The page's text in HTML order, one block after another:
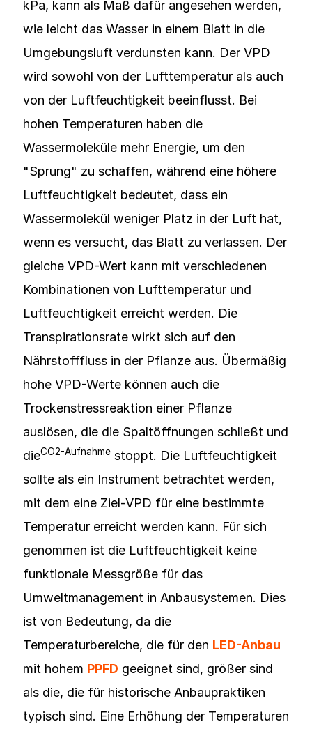
kPa, kann als Maß dafür angesehen werden,
wie leicht das Wasser in einem Blatt in die
Umgebungsluft verdunsten kann. Der VPD
wird sowohl von der Lufttemperatur als auch
von der Luftfeuchtigkeit beeinflusst. Bei
hohen Temperaturen haben die
Wassermoleküle mehr Energie, um den
"Sprung" zu schaffen, während eine höhere
Luftfeuchtigkeit bedeutet, dass ein
Wassermolekül weniger Platz in der Luft hat,
wenn es versucht, das Blatt zu verlassen. Der
gleiche VPD-Wert kann mit verschiedenen
Kombinationen von Lufttemperatur und
Luftfeuchtigkeit erreicht werden. Die
Transpirationsrate wirkt sich auf den
Nährstofffluss in der Pflanze aus. Übermäßig
hohe VPD-Werte können auch die
Trockenstressreaktion einer Pflanze
auslösen, die die Spaltöffnungen schließt und
dieCO2-Aufnahmestoppt. Die Luftfeuchtigkeit
sollte als ein Instrument betrachtet werden,
mit dem eine Ziel-VPD für eine bestimmte
Temperatur erreicht werden kann. Für sich
genommen ist die Luftfeuchtigkeit keine
funktionale Messgröße für das
Umweltmanagement in Anbausystemen. Dies
ist von Bedeutung, da die
Temperaturbereiche, die für den LED-Anbau
mit hohem PPFD geeignet sind, größer sind
als die, die für historische Anbaupraktiken
typisch sind. Eine Erhöhung der Temperaturen